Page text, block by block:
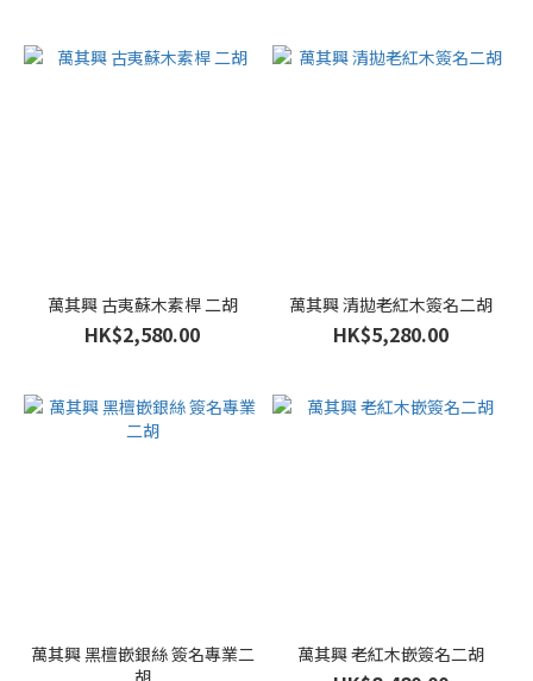
萬其興 古夷蘇木素桿 二胡
HK$2,580.00
萬其興 清拋老紅木簽名二胡
HK$5,280.00
萬其興 黑檀嵌銀絲 簽名專業二
胡
萬其興 老紅木嵌簽名二胡